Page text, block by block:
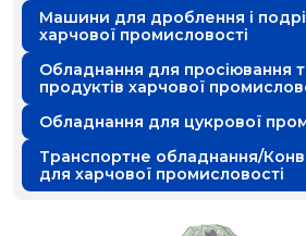
Машини для дроблення і
харчової промисловості
Обладнання для просіювання
продуктів харчової
Обладнання для цукрової
Транспортне обладнання/
для харчової промисловості